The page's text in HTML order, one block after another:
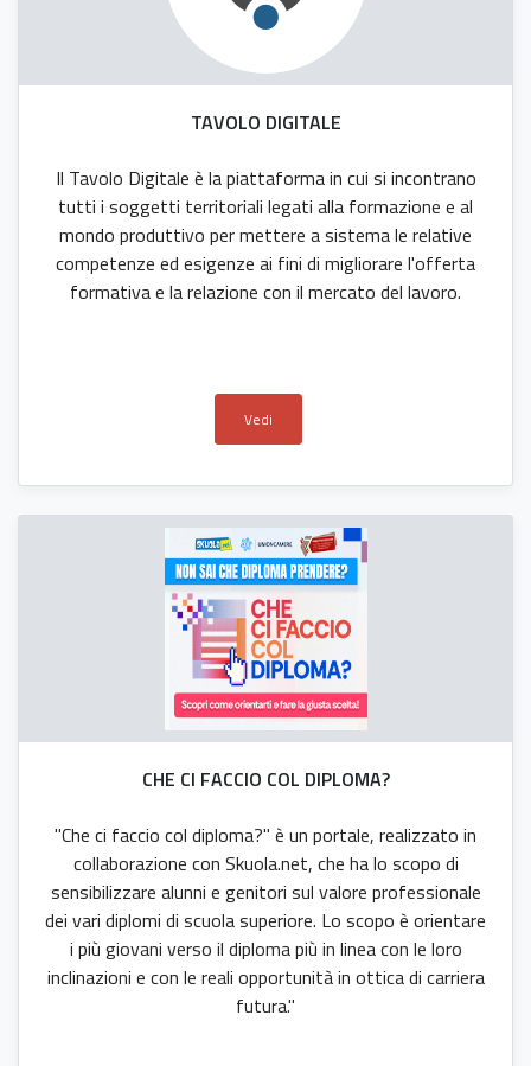
TAVOLO DIGITALE
Il Tavolo Digitale è la piattaforma in cui si incontrano
tutti i soggetti territoriali legati alla formazione e al
mondo produttivo per mettere a sistema le relative
competenze ed esigenze ai fini di migliorare l'offerta
formativa e la relazione con il mercato del lavoro.
Vedi
CHE CI FACCIO COL DIPLOMA?
"Che ci faccio col diploma?" è un portale, realizzato in
collaborazione con Skuola.net, che ha lo scopo di
sensibilizzare alunni e genitori sul valore professionale
dei vari diplomi di scuola superiore. Lo scopo è orientare
i più giovani verso il diploma più in linea con le loro
inclinazioni e con le reali opportunità in ottica di carriera
futura."